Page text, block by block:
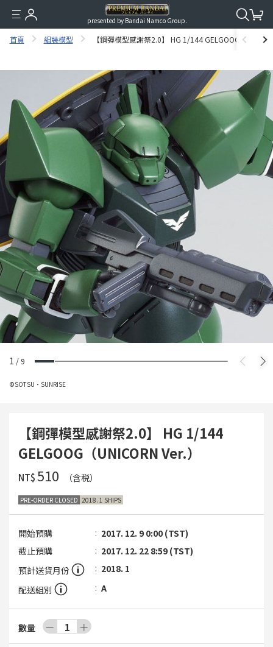
presented by Bandai Namco Group.
首頁 組裝模型 【鋼彈模型感謝祭2.0】 HG 1/144 GELGOOG（
1 /9
©SOTSU・SUNRISE
【鋼彈模型感謝祭2.0】 HG 1/144
GELGOOG（UNICORN Ver.）
NT$‌510 （含税）
PRE-ORDER CLOSED 2018. 1 SHIPS
開始預購
2017. 12. 9 0:00 (TST)
截止預購
2017. 12. 22 8:59 (TST)
預計送貨月份
2018. 1
配送組別
A
數量 － 1 ＋